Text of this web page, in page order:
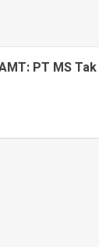
PT MS Tak